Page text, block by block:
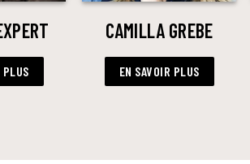
PLUS
CAMILLA GREBE
EN SAVOIR PLUS